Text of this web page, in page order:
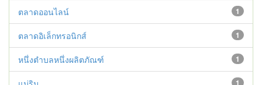
1
ตลาดออนไลน์
1
ตลาดอิเล็กทรอนิกส์
1
หนึ่งตำบลหนึ่งผลิตภัณฑ์
1